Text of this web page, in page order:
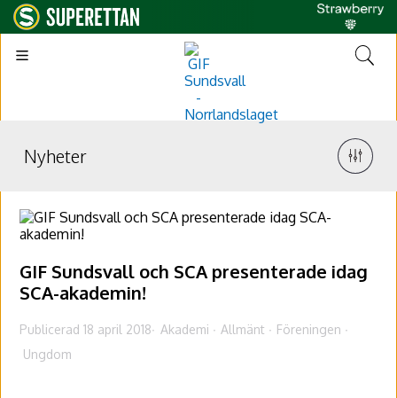
Nyheter
GIF Sundsvall och SCA presenterade idag
SCA-akademin!
Publicerad 18 april 2018 Akademi Allmänt
Föreningen
Ungdom